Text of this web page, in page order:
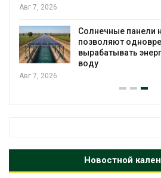
Авг 7, 2026
Солнечные панели
позволяют
вырабатывать
воду
Авг 7, 2026
Новостной